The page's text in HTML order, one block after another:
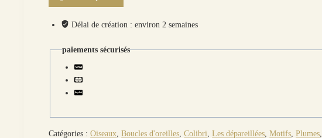
d'oreilles colibri
Délai de création : environ 2 semaines
paiements sécurisés
Catégories :Oiseaux ,Boucles d'oreilles ,Colibri ,Les dépareillées ,Motifs ,Plumes